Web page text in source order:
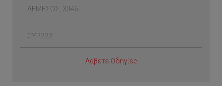
ΛΕΜΕΣΟΣ, 3046
CYP222
Λάβετε Οδηγίες